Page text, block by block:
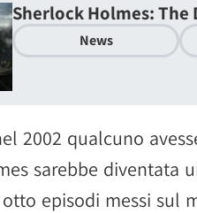
Sherlock Holmes:
News
2002 qualcuno
sarebbe diventata
episodi messi sul